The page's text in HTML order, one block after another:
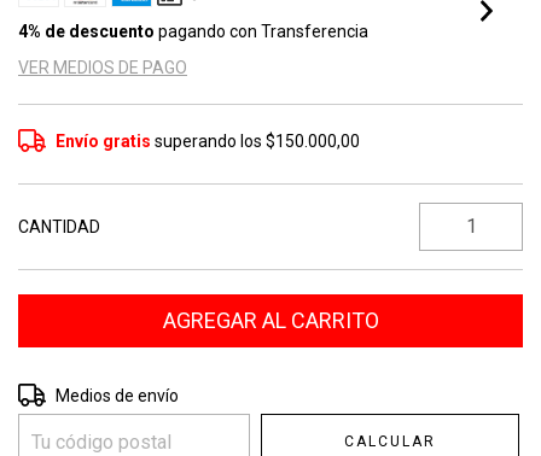
4% de descuento pagando con Transferencia
VER MEDIOS DE PAGO
Envío gratis superando los$150.000,00
CANTIDAD
Entregas para el CP:
Medios de envío
CALCULAR